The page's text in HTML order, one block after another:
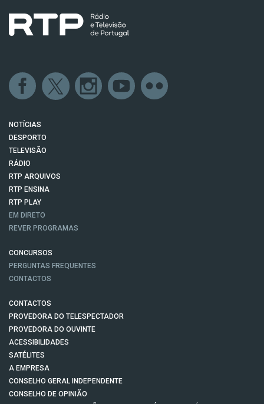
NOTÍCIAS
DESPORTO
TELEVISÃO
RÁDIO
RTP ARQUIVOS
RTP ENSINA
RTP PLAY
EM DIRETO
REVER PROGRAMAS
CONCURSOS
PERGUNTAS FREQUENTES
CONTACTOS
CONTACTOS
PROVEDORA DO TELESPECTADOR
PROVEDORA DO OUVINTE
ACESSIBILIDADES
SATÉLITES
A EMPRESA
CONSELHO GERAL INDEPENDENTE
CONSELHO DE OPINIÃO